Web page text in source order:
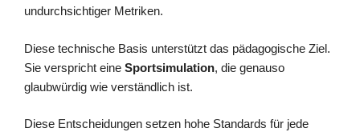
undurchsichtiger Metriken.
Diese technische Basis unterstützt das pädagogische Ziel.
Sie verspricht eine Sportsimulation, die genauso
glaubwürdig wie verständlich ist.
Diese Entscheidungen setzen hohe Standards für jede